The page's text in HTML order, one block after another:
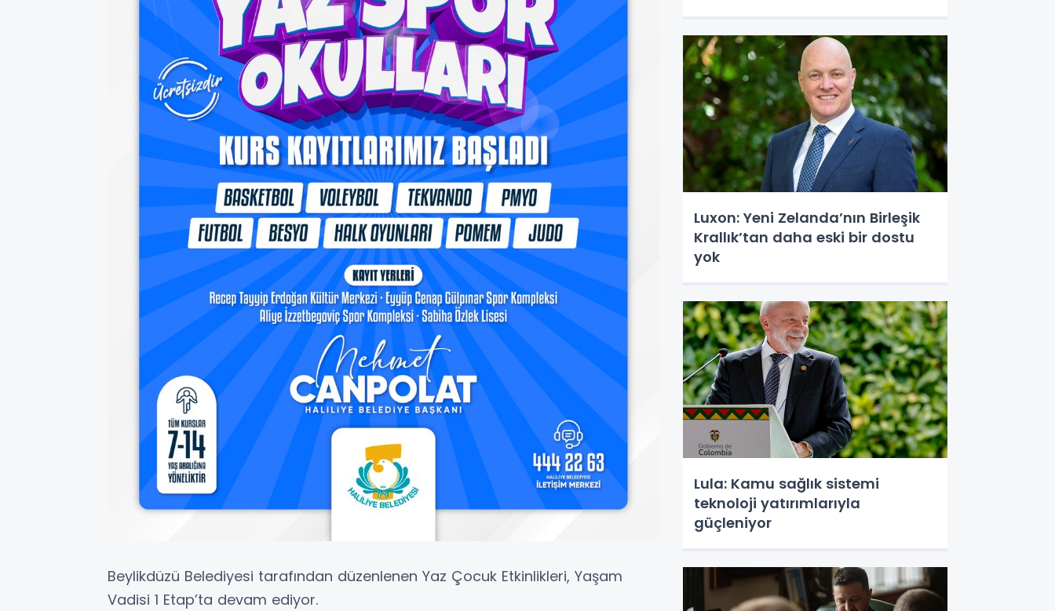
Beylikdüzü Belediyesi tarafından düzenlenen Yaz Çocuk Etkinlikleri, Yaşam
Vadisi 1 Etap’ta devam ediyor.
Luxon: Yeni Zelanda’nın Birleşik
Krallık’tan daha eski bir dostu
yok
Lula: Kamu sağlık sistemi
teknoloji yatırımlarıyla
güçleniyor